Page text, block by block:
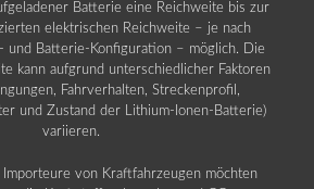
Batterie eine Reichweite bis zur
elektrischen Reichweite – je nach
und Batterie-Konfiguration – möglich. Die
kann aufgrund unterschiedlicher Faktoren
Fahrverhalten, Streckenprofil,
und Zustand der Lithium-Ionen-Batterie)
variieren.
Importeure von Kraftfahrzeugen möchten